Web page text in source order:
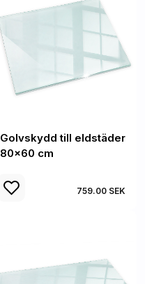
Golvskydd till eldstäder
80x60 cm
759.00 SEK